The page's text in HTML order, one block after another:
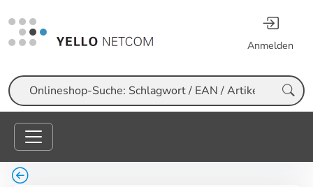
Anmelden
Suche